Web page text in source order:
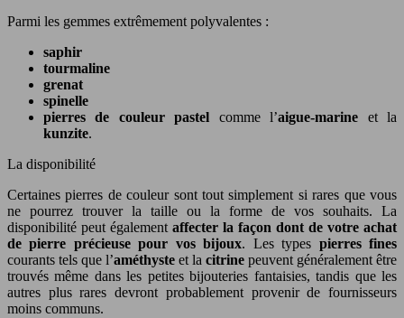
Parmi les gemmes extrêmement polyvalentes :
saphir
tourmaline
grenat
spinelle
pierres de couleur pastel comme l’aigue-marine et la
kunzite.
La disponibilité
Certaines pierres de couleur sont tout simplement si rares que vous
ne pourrez trouver la taille ou la forme de vos souhaits. La
disponibilité peut égalementaffecter la façon dont de votre achat
de pierre précieuse pour vos bijoux. Les types pierres fines
courants tels que l’améthyste et la citrine peuvent généralement être
trouvés même dans les petites bijouteries fantaisies, tandis que les
autres plus rares devront probablement provenir de fournisseurs
moins communs.